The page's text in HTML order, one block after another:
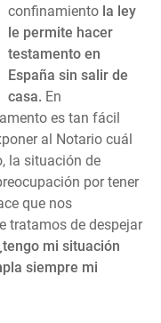
confinamiento la ley
le permite hacer
testamento en
España sin salir de
casa. En
es tan fácil
al Notario cuál
la situación de
por tener
que nos
tratamos de despejar
mi situación
siempre mi